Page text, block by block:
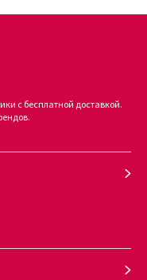
с бесплатной доставкой.